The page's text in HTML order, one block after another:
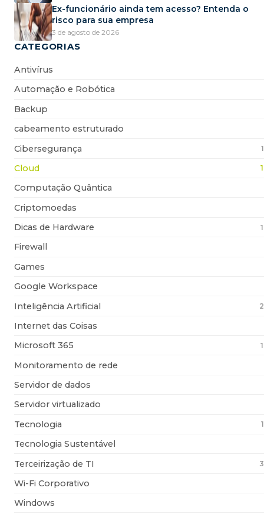
Ex-funcionário ainda tem acesso? Entenda o
risco para sua empresa
3 de agosto de 2026
CATEGORIAS
Antivírus
Automação e Robótica
Backup
cabeamento estruturado
Cibersegurança
Cloud
Computação Quântica
Criptomoedas
Dicas de Hardware
Firewall
Games
Google Workspace
Inteligência Artificial
Internet das Coisas
Microsoft 365
Monitoramento de rede
Servidor de dados
Servidor virtualizado
Tecnologia
Tecnologia Sustentável
Terceirização de TI
Wi-Fi Corporativo
Windows